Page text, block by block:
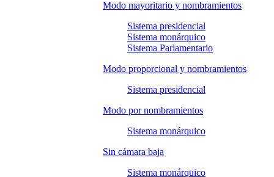
Modo mayoritario y nombramientos
Sistema presidencial
Sistema monárquico
Sistema Parlamentario
Modo proporcional y nombramientos
Sistema presidencial
Modo por nombramientos
Sistema monárquico
Sin cámara baja
Sistema monárquico